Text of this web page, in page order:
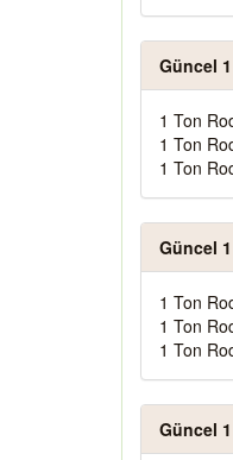
Güncel
1 Ton
1 Ton
1 Ton
Güncel
1 Ton
1 Ton
1 Ton
Güncel